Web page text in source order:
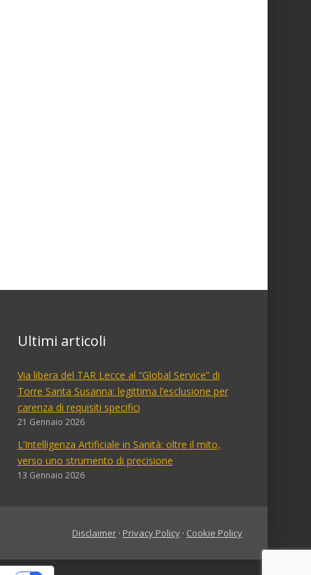
Ultimi articoli
Via libera del TAR Lecce al “Global Service” di
Torre Santa Susanna: legittima l’esclusione per
carenza di requisiti specifici
21 Gennaio 2026
L’Intelligenza Artificiale in Sanità: oltre il mito,
verso uno strumento di precisione
13 Gennaio 2026
Disclaimer · Privacy Policy · Cookie Policy